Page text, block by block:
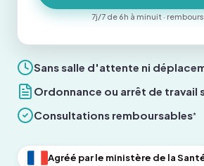
Sans salle d'attente ni
Ordonnance ou arrêt de travail
Consultations remboursables*
Agréé par le ministère de la
7j/7 de 6h à minuit ·